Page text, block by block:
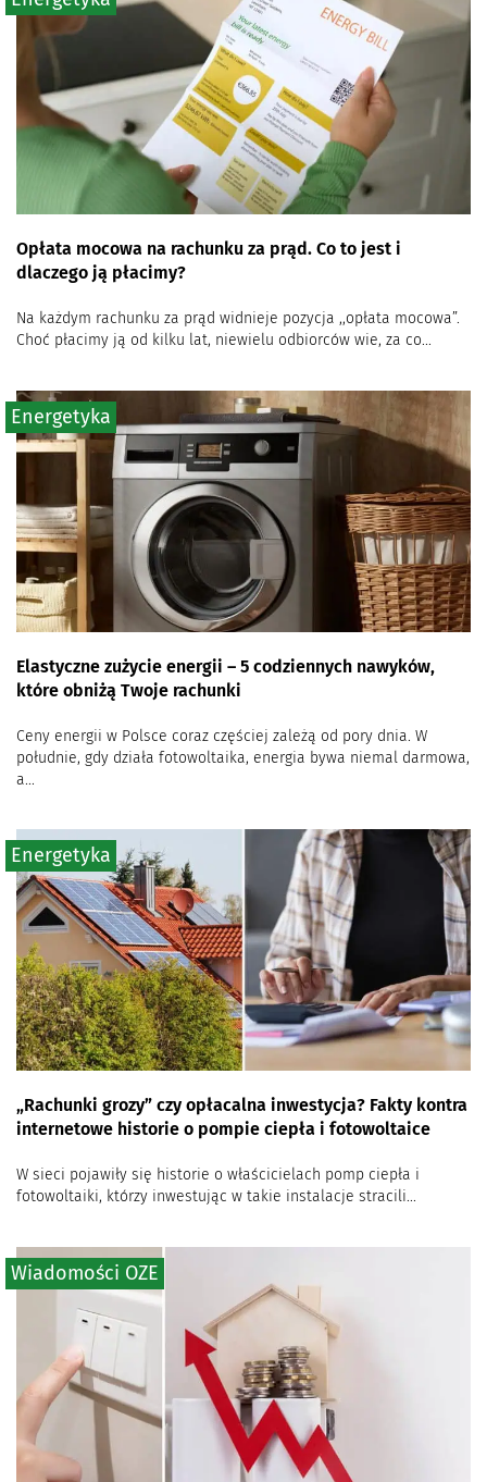
Opłata mocowa na rachunku za prąd. Co to jest i
dlaczego ją płacimy?
Na każdym rachunku za prąd widnieje pozycja ,,opłata mocowa”.
Choć płacimy ją od kilku lat, niewielu odbiorców wie, za co...
Elastyczne zużycie energii – 5 codziennych nawyków,
które obniżą Twoje rachunki
Ceny energii w Polsce coraz częściej zależą od pory dnia. W
południe, gdy działa fotowoltaika, energia bywa niemal darmowa,
a...
Energetyka
„Rachunki grozy” czy opłacalna inwestycja? Fakty kontra
internetowe historie o pompie ciepła i fotowoltaice
W sieci pojawiły się historie o właścicielach pomp ciepła i
fotowoltaiki, którzy inwestując w takie instalacje stracili...
Energetyka
Wiadomości OZE